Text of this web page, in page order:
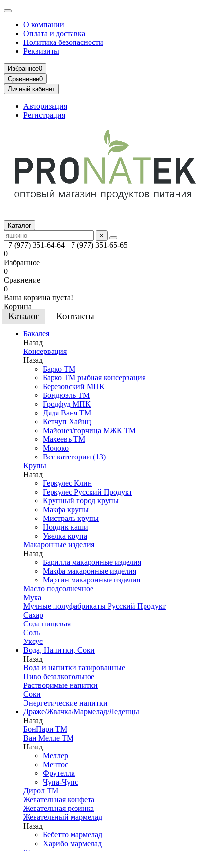
О компании
Оплата и доставка
Политика безопасности
Реквизиты
Избранное0
Сравнение0
Личный кабинет
Авторизация
Регистрация
Каталог
×
+7 (977) 351-64-64 +7 (977) 351-65-65
0
Избранное
0
Сравнение
0
Ваша корзина пуста!
Корзина
Каталог Контакты
Бакалея
Назад
Консервация
Назад
Барко ТМ
Барко ТМ рыбная консервация
Березовский МПК
Бондюэль ТМ
Гродфуд МПК
Дядя Ваня ТМ
Кетчуп Хайнц
Майонез/горчица МЖК ТМ
Махеевъ ТМ
Молоко
Все категории (13)
Крупы
Назад
Геркулес Клин
Геркулес Русский Продукт
Крупный город крупы
Макфа крупы
Мистраль крупы
Нордик каши
Увелка крупа
Макаронные изделия
Назад
Барилла макаронные изделия
Макфа макаронные изделия
Мартин макаронные изделия
Масло подсолнечное
Мука
Мучные полуфабрикаты Русский Продукт
Сахар
Сода пищевая
Соль
Уксус
Вода, Напитки, Соки
Назад
Вода и напитки газированные
Пиво безалкогольное
Растворимые напитки
Соки
Энергетические напитки
Драже/Жвачка/Мармелад/Леденцы
Назад
БонПари ТМ
Ван Мелле ТМ
Назад
Меллер
Ментос
Фрутелла
Чупа-Чупс
Дирол ТМ
Жевательная конфета
Жевательная резинка
Жевательный мармелад
Назад
Бебетто мармелад
Харибо мармелад